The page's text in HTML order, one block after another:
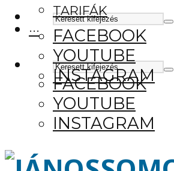
FACEBOOK
YOUTUBE
INSTAGRAM
TARIFÁK
···
FACEBOOK
YOUTUBE
INSTAGRAM